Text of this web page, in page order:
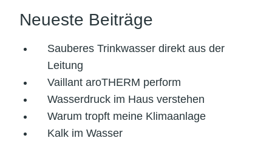
Neueste Beiträge
Sauberes Trinkwasser direkt aus der
Leitung
Vaillant aroTHERM perform
Wasserdruck im Haus verstehen
Warum tropft meine Klimaanlage
Kalk im Wasser